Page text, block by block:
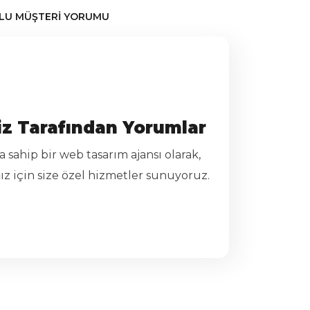
MÜŞTERI YORUMU
Tarafından Yorumlar
sahip bir web tasarım ajansı olarak,
için size özel hizmetler sunuyoruz.
konularında danışmanlık
yapıyoruz.
bir sitenin iyi bir
iş hedeflerine ulaşılmasına katkıda